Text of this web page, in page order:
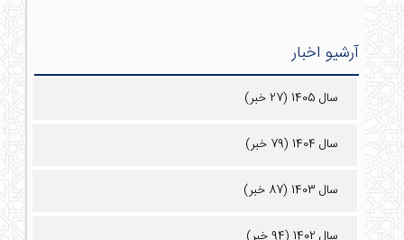
آرشیو اخبار
سال 1405 (27 خبر)
سال 1404 (79 خبر)
سال 1403 (87 خبر)